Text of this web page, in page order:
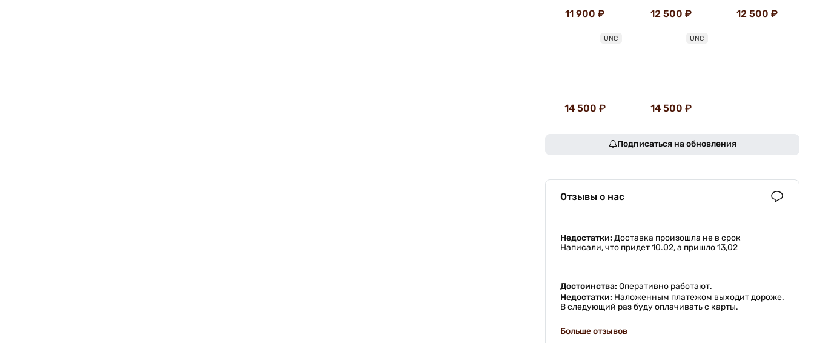
11 900 ₽ 12 500 ₽ 12 500 ₽
UNC
14 500 ₽
UNC
14 500 ₽
Подписаться на обновления
Отзывы о нас
Недостатки: Доставка произошла не в срок
Написали, что придет 10.02, а пришло 13,02
Достоинства: Оперативно работают.
Недостатки: Наложенным платежом выходит дороже.
В следующий раз буду оплачивать с карты.
Больше отзывов